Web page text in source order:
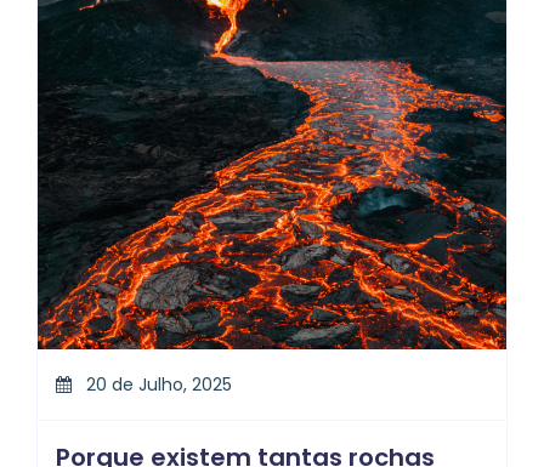
20 de Julho, 2025
Porque existem tantas rochas